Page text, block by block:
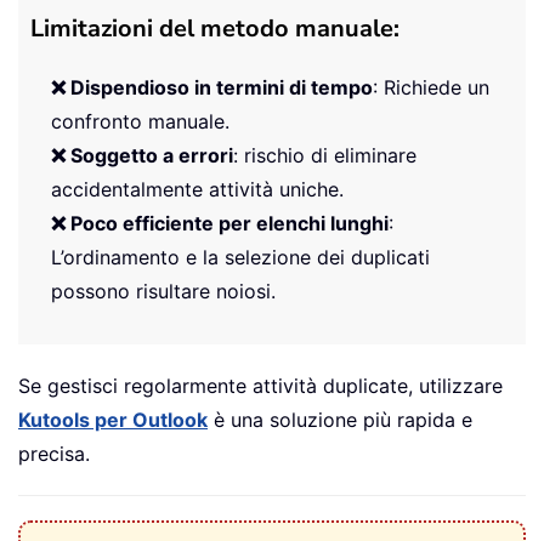
Limitazioni del metodo manuale:
❌ Dispendioso in termini di tempo: Richiede un
confronto manuale.
❌ Soggetto a errori: rischio di eliminare
accidentalmente attività uniche.
❌ Poco efficiente per elenchi lunghi:
L’ordinamento e la selezione dei duplicati
possono risultare noiosi.
Se gestisci regolarmente attività duplicate, utilizzare
Kutools per Outlook è una soluzione più rapida e
precisa.